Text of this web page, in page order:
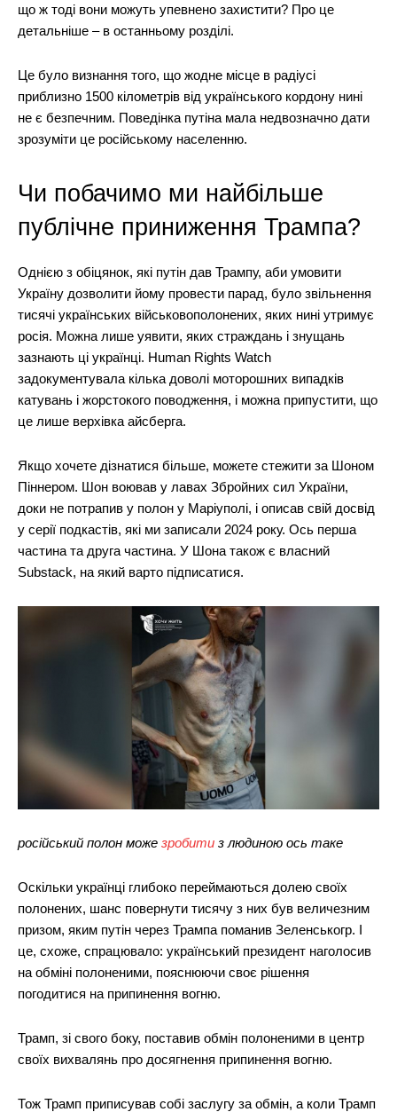
що ж тоді вони можуть упевнено захистити? Про це
детальніше – в останньому розділі.
Це було визнання того, що жодне місце в радіусі
приблизно 1500 кілометрів від українського кордону нині
не є безпечним. Поведінка путіна мала недвозначно дати
зрозуміти це російському населенню.
Чи побачимо ми найбільше
публічне приниження Трампа?
Однією з обіцянок, які путін дав Трампу, аби умовити
Україну дозволити йому провести парад, було звільнення
тисячі українських військовополонених, яких нині утримує
росія. Можна лише уявити, яких страждань і знущань
зазнають ці українці. Human Rights Watch
задокументувала кілька доволі моторошних випадків
катувань і жорстокого поводження, і можна припустити, що
це лише верхівка айсберга.
Якщо хочете дізнатися більше, можете стежити за Шоном
Піннером. Шон воював у лавах Збройних сил України,
доки не потрапив у полон у Маріуполі, і описав свій досвід
у серії подкастів, які ми записали 2024 року. Ось перша
частина та друга частина. У Шона також є власний
Substack, на який варто підписатися.
російський полон може зробити з людиною ось таке
Оскільки українці глибоко переймаються долею своїх
полонених, шанс повернути тисячу з них був величезним
призом, яким путін через Трампа поманив Зеленськогр. І
це, схоже, спрацювало: український президент наголосив
на обміні полоненими, пояснюючи своє рішення
погодитися на припинення вогню.
Трамп, зі свого боку, поставив обмін полоненими в центр
своїх вихвалянь про досягнення припинення вогню.
Тож Трамп приписував собі заслугу за обмін, а коли Трамп